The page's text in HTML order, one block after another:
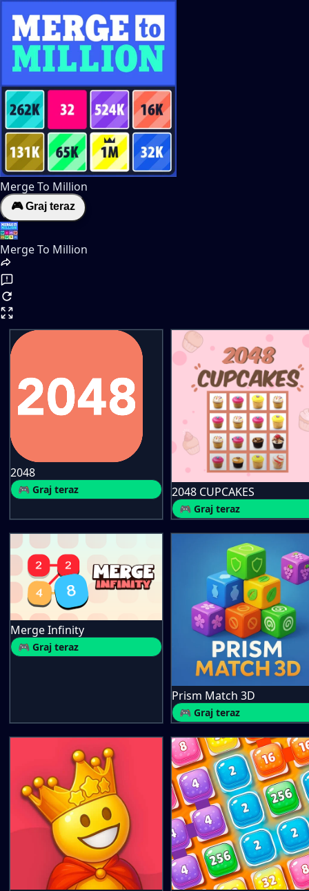
Merge To Million
🎮 Graj teraz
Merge To Million
2048
🎮 Graj teraz 2048 CUPCAKES
🎮 Graj teraz
Merge Infinity
🎮 Graj teraz
Prism Match 3D
🎮 Graj teraz